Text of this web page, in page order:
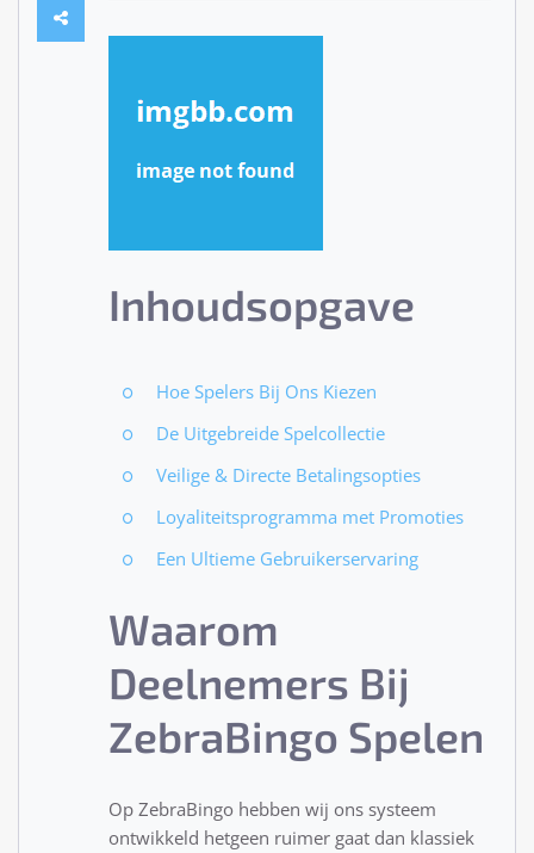
Inhoudsopgave
Hoe Spelers Bij Ons Kiezen
De Uitgebreide Spelcollectie
Veilige & Directe Betalingsopties
Loyaliteitsprogramma met Promoties
Een Ultieme Gebruikerservaring
Waarom
Deelnemers Bij
ZebraBingo Spelen
Op ZebraBingo hebben wij ons systeem
ontwikkeld hetgeen ruimer gaat dan klassiek